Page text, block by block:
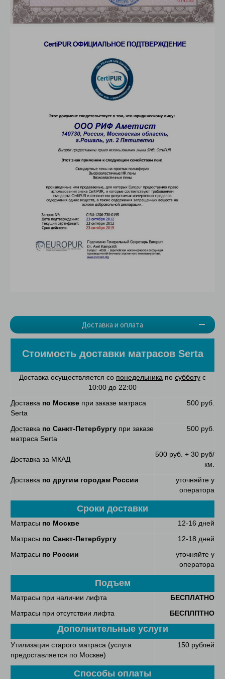
Доставка и оплата
Стоимость доставки матрасов Serta
Доставка осуществляется со понедельника по субботу с
10:00 до 22:00
Доставка по Москве при заказе матраса
Serta
500 руб.
Доставка по Санкт-Петербургу при заказе
матраса Serta
500 руб.
Доставка за МКАД
500 руб. + 30 руб/
км.
Доставка по другим городам России
уточняйте у
оператора
Сроки доставки
Матрасы по Москве
12-16 дней
Матрасы по Санкт-Петербургу
12-18 дней
Матрасы по России
уточняйте у
оператора
Подъем
Матрасы при наличии лифта
БЕСПЛАТНО
Матрасы при отсутствии лифта
БЕСПЛПТНО
Дополнительные услуги
Утилизация старого матраса (услуга
предоставляется по Москве)
150 рублей
Способы оплаты